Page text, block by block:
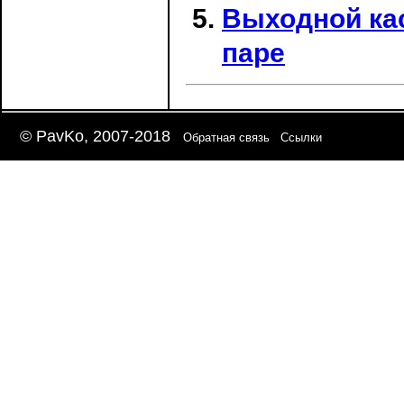
Выходной
паре
© PavKo, 2007-2018 Обратная связь Ссылки